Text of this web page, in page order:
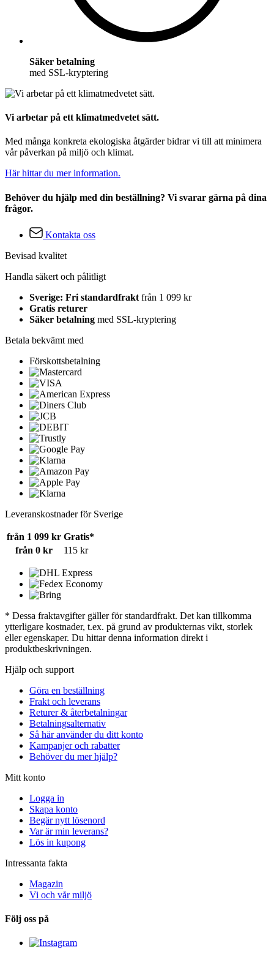
Säker betalning
med SSL-kryptering
Vi arbetar på ett klimatmedvetet sätt.
Med många konkreta ekologiska åtgärder bidrar vi till att minimera
vår påverkan på miljö och klimat.
Här hittar du mer information.
Behöver du hjälp med din beställning? Vi svarar gärna på dina
frågor.
Kontakta oss
Bevisad kvalitet
Handla säkert och pålitligt
Sverige: Fri standardfrakt från 1 099 kr
Gratis returer
Säker betalning med SSL-kryptering
Betala bekvämt med
Förskottsbetalning
Leveranskostnader för Sverige
från 1 099 kr Gratis*
från 0 kr
115 kr
* Dessa fraktavgifter gäller för standardfrakt. Det kan tillkomma
ytterligare kostnader, t.ex. på grund av produkternas vikt, storlek
eller egenskaper. Du hittar denna information direkt i
produktbeskrivningen.
Hjälp och support
Göra en beställning
Frakt och leverans
Returer & återbetalningar
Betalningsalternativ
Så här använder du ditt konto
Kampanjer och rabatter
Behöver du mer hjälp?
Mitt konto
Logga in
Skapa konto
Begär nytt lösenord
Var är min leverans?
Lös in kupong
Intressanta fakta
Magazin
Vi och vår miljö
Följ oss på